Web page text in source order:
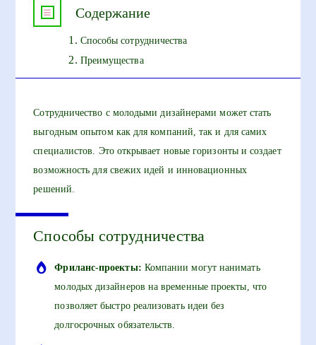
Содержание
Способы сотрудничества
Преимущества
Сотрудничество с молодыми дизайнерами может стать
выгодным опытом как для компаний, так и для самих
специалистов. Это открывает новые горизонты и создает
возможность для свежих идей и инновационных
решений.
Способы сотрудничества
Фриланс-проекты: Компании могут нанимать
молодых дизайнеров на временные проекты, что
позволяет быстро реализовать идеи без
долгосрочных обязательств.